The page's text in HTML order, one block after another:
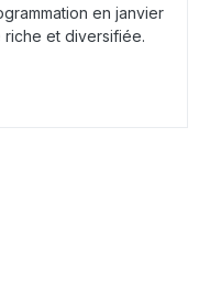
en janvier
riche et diversifiée.